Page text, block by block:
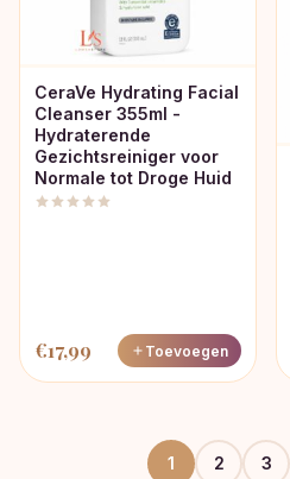
CeraVe Hydrating Facial
Cleanser 355ml -
Hydraterende
Gezichtsreiniger voor
Normale tot Droge Huid
€17,99 Toevoegen
1 2 3